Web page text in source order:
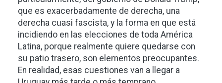
que es exacerbadamente de derecha, una
derecha cuasi fascista, y la forma en que está
incidiendo en las elecciones de toda América
Latina, porque realmente quiere quedarse con
su patio trasero, son elementos preocupantes.
En realidad, esas cuestiones van a llegar a